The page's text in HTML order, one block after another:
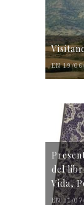
EN 19/
del
Vida,
EN 31/